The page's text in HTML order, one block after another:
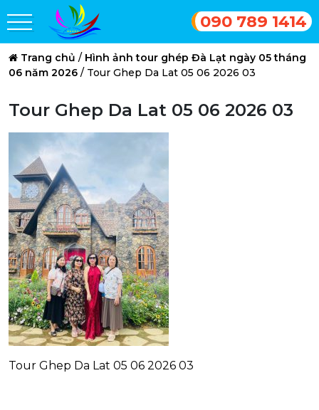
090 789 1414
Trang chủ / Hình ảnh tour ghép Đà Lạt ngày 05 tháng
06 năm 2026 / Tour Ghep Da Lat 05 06 2026 03
Tour Ghep Da Lat 05 06 2026 03
Tour Ghep Da Lat 05 06 2026 03